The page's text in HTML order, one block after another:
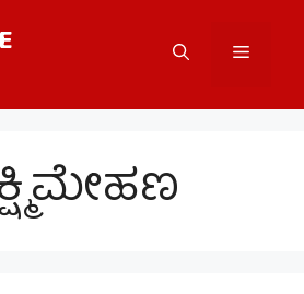
Menu